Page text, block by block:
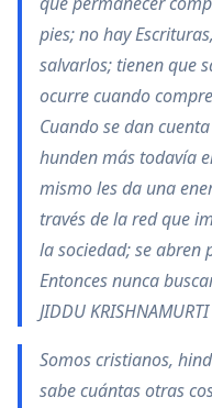
pies; no hay
salvarlos; tienen que
ocurre cuando
Cuando se dan
hunden más todavía
mismo les da una
través de la red que
la sociedad; se abren
Entonces nunca
JIDDU
Somos cristianos,
sabe cuántas otras